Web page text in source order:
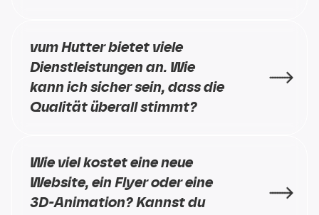
vum Hutter bietet viele
Dienstleistungen an. Wie
kann ich sicher sein, dass die
Qualität überall stimmt?
Wie viel kostet eine neue
Website, ein Flyer oder eine
3D-Animation? Kannst du